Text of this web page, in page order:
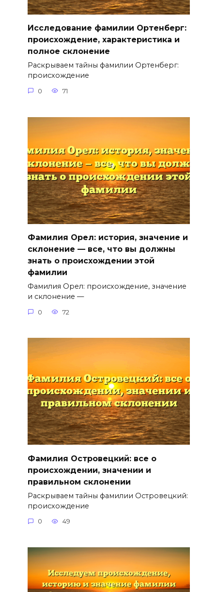
Исследование фамилии Ортенберг:
происхождение, характеристика и
полное склонение
Раскрываем тайны фамилии Ортенберг:
происхождение
0 71
Фамилия Орел: история, значение и
склонение — все, что вы должны
знать о происхождении этой
фамилии
Фамилия Орел: происхождение, значение
и склонение —
0 72
Фамилия Островецкий: все о
происхождении, значении и
правильном склонении
Раскрываем тайны фамилии Островецкий:
происхождение
0 49